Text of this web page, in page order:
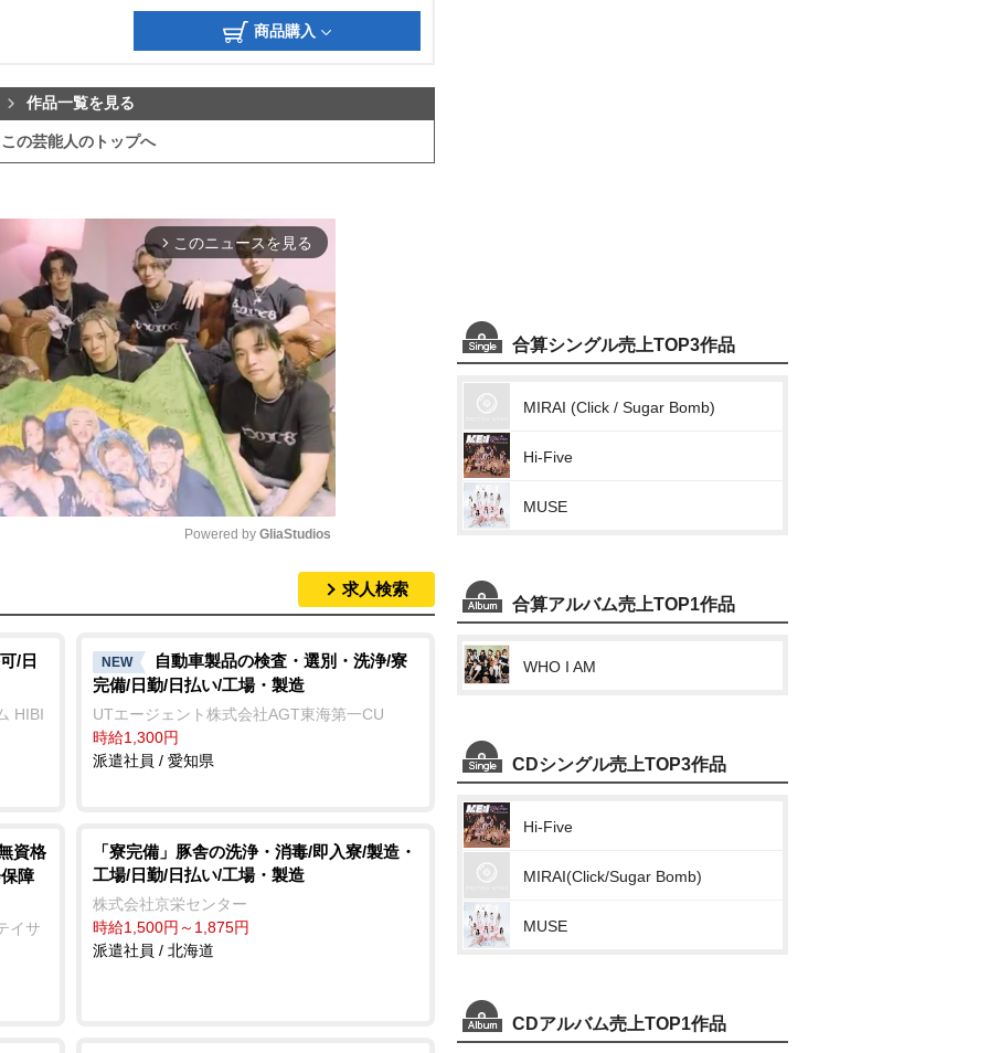
商品購入
作品一覧を見る
この芸能人のトップへ
arrow_forward_ios このニュースを見る
t
e
Powered by GliaStudios
求人検索
/日
HIBI
NEW
自動車製品の検査・選別・洗浄/寮
完備/日勤/日払い/工場・製造
UTエージェント株式会社AGT東海第一CU
時給1,300円
派遣社員 / 愛知県
資格
障
イサ
「寮完備」豚舎の洗浄・消毒/即入寮/製造・
工場/日勤/日払い/工場・製造
株式会社京栄センター
時給1,500円～1,875円
派遣社員 / 北海道
合算シングル売上TOP3作品
MIRAI (Click / Sugar Bomb)
Hi-Five
MUSE
合算アルバム売上TOP1作品
WHO I AM
CDシングル売上TOP3作品
Hi-Five
MIRAI(Click/Sugar Bomb)
MUSE
CDアルバム売上TOP1作品